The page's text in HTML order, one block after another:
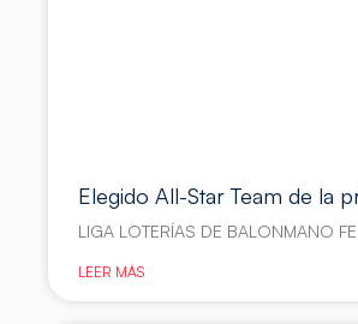
Elegido All-Star Team de la
LIGA LOTERÍAS DE BALONMANO
LEER MÁS